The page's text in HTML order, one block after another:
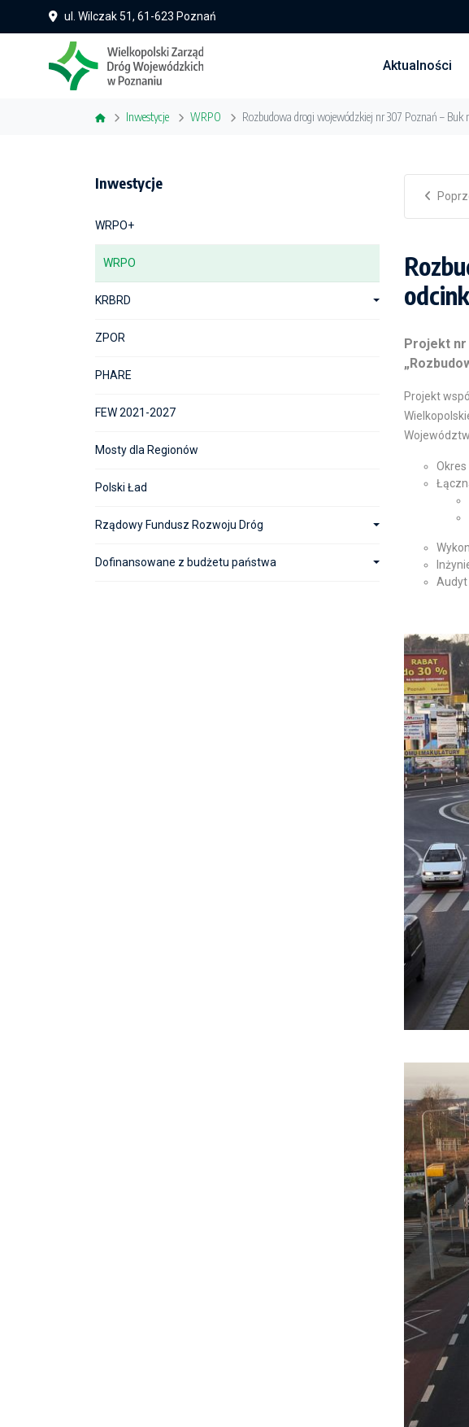
ul. Wilczak 51, 61-623 Poznań
Aktualności
Inwestycje WRPO Rozbudowa drogi wojewódzkiej nr 307 Poznań –
Inwestycje
WRPO+
WRPO
KRBRD
ZPOR
PHARE
FEW 2021-2027
Mosty dla Regionów
Polski Ład
Rządowy Fundusz Rozwoju Dróg
Dofinansowane z budżetu państwa
Projekt nr
Projekt
Audyt